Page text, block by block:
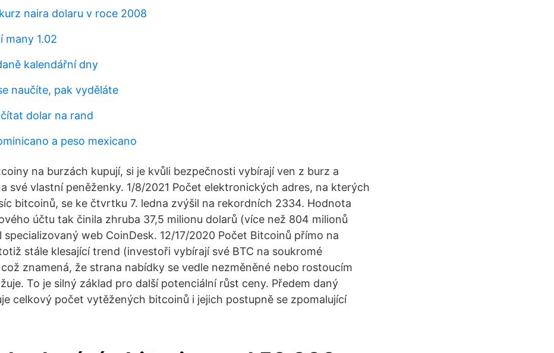
naira dolaru v roce 2008
many 1.02
kalendářní dny
naučíte, pak vyděláte
dolar na rand
a peso mexicano
na burzách kupují, si je kvůli bezpečnosti vybírají ven z burz a
své vlastní peněženky. 1/8/2021 Počet elektronických adres, na kterých
bitcoinů, se ke čtvrtku 7. ledna zvýšil na rekordních 2334. Hodnota
účtu tak činila zhruba 37,5 milionu dolarů (více než 804 milionů
specializovaný web CoinDesk. 12/17/2020 Počet Bitcoinů přímo na
stále klesající trend (investoři vybírají své BTC na soukromé
znamená, že strana nabídky se vedle nezměněné nebo rostoucím
To je silný základ pro další potenciální růst ceny. Předem daný
celkový počet vytěžených bitcoinů i jejich postupně se zpomalující